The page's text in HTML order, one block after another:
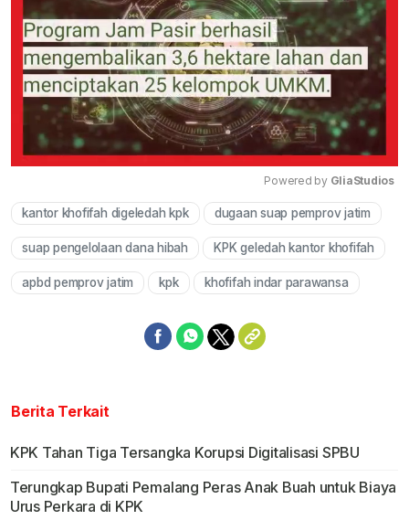
Mute
Powered by GliaStudios
kantor khofifah digeledah kpk dugaan suap pemprov jatim
suap pengelolaan dana hibah KPK geledah kantor khofifah
apbd pemprov jatim kpk khofifah indar parawansa
Berita Terkait
KPK Tahan Tiga Tersangka Korupsi Digitalisasi SPBU
Terungkap Bupati Pemalang Peras Anak Buah untuk Biaya
Urus Perkara di KPK